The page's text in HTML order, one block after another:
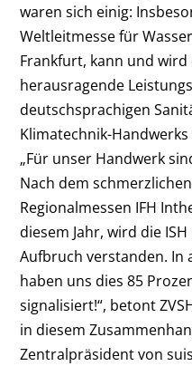
waren sich einig:
Weltleitmesse für
Frankfurt, kann und wird
herausragende
deutschsprachigen
Klimatechnik-
„Für unser Handwerk
Nach dem
Regionalmessen IFH
diesem Jahr, wird die
Aufbruch verstanden. In
haben uns dies 85
signalisiert!“, betont
in diesem
Zentralpräsident von